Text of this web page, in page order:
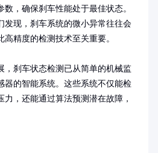
，确保刹车性能处于最佳状态。
发现，刹车系统的微小异常往往会
精度的检测技术至关重要。
，刹车状态检测已从简单的机械监
器的智能系统。这些系统不仅能检
，还能通过算法预测潜在故障，